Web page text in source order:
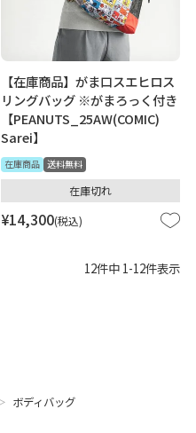
【在庫商品】がま口スエヒロス
リングバッグ ※がまろっく付き
【PEANUTS_25AW(COMIC)
Sarei】
在庫商品 送料無料
¥14,300 税込
在庫切れ
12件中 1-12件表示
ボディバッグ